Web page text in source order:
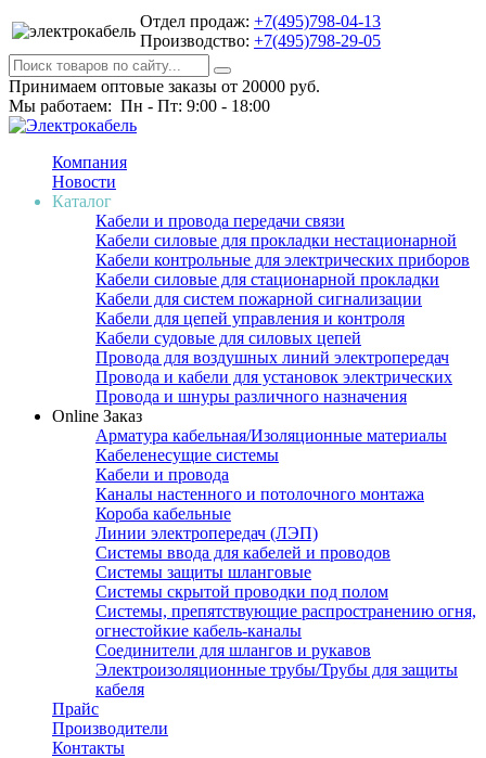
Отдел продаж: +7(495)798-04-13
Производство: +7(495)798-29-05
Принимаем оптовые заказы от 20000 руб.
Мы работаем: Пн - Пт: 9:00 - 18:00
Компания
Новости
Каталог
Кабели и провода передачи связи
Кабели силовые для прокладки нестационарной
Кабели контрольные для электрических приборов
Кабели силовые для стационарной прокладки
Кабели для систем пожарной сигнализации
Кабели для цепей управления и контроля
Кабели судовые для силовых цепей
Провода для воздушных линий электропередач
Провода и кабели для установок электрических
Провода и шнуры различного назначения
Online Заказ
Арматура кабельная/Изоляционные материалы
Кабеленесущие системы
Кабели и провода
Каналы настенного и потолочного монтажа
Короба кабельные
Линии электропередач (ЛЭП)
Системы ввода для кабелей и проводов
Системы защиты шланговые
Системы скрытой проводки под полом
Системы, препятствующие распространению огня,
огнестойкие кабель-каналы
Соединители для шлангов и рукавов
Электроизоляционные трубы/Трубы для защиты
кабеля
Прайс
Производители
Контакты